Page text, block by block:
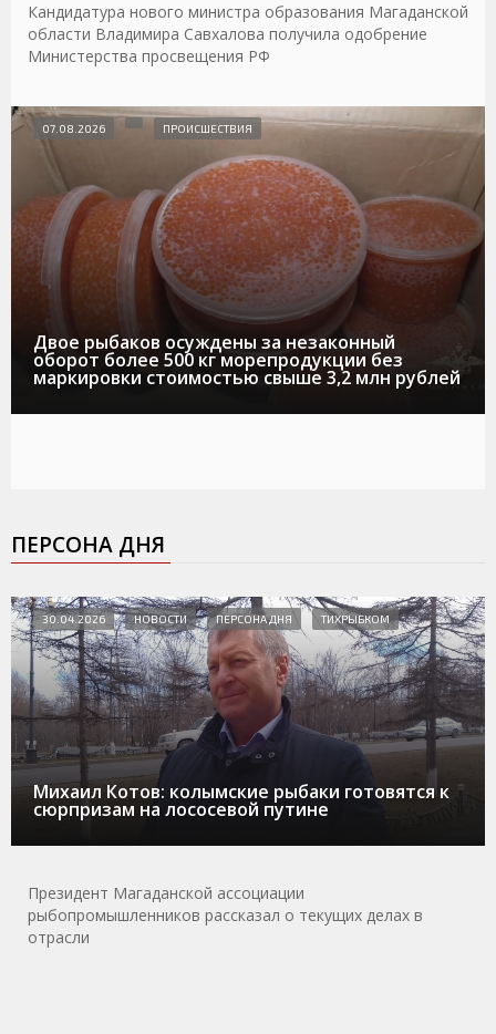
Кандидатура нового министра образования Магаданской
области Владимира Савхалова получила одобрение
Министерства просвещения РФ
Двое рыбаков осуждены за незаконный
оборот более 500 кг морепродукции без
маркировки стоимостью свыше 3,2 млн рублей
07.08.2026 ПРОИСШЕСТВИЯ
ПЕРСОНА ДНЯ
Михаил Котов: колымские рыбаки готовятся к
сюрпризам на лососевой путине
30.04.2026 НОВОСТИ ПЕРСОНА ДНЯ ТИХРЫБКОМ
Президент Магаданской ассоциации
рыбопромышленников рассказал о текущих делах в
отрасли